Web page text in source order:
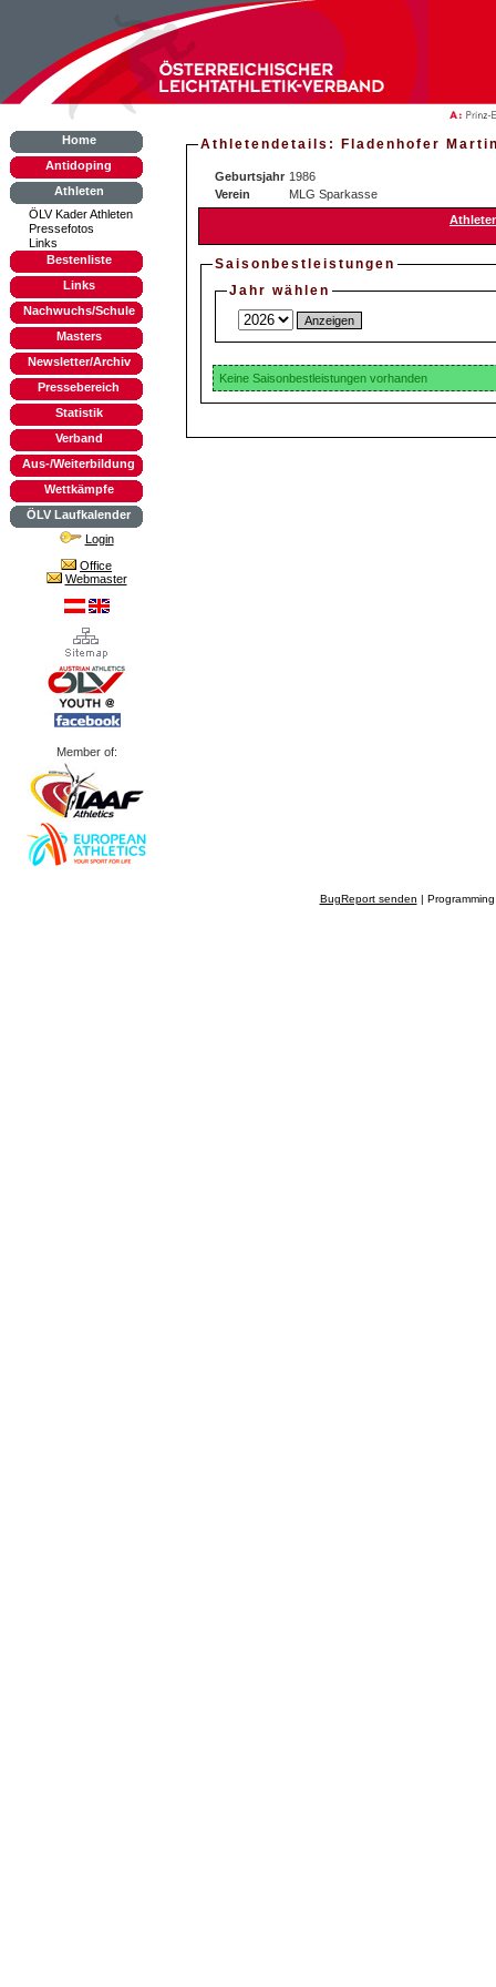
Home
Antidoping
Athleten
ÖLV Kader Athleten
Pressefotos
Links
Bestenliste
Links
Nachwuchs/Schule
Masters
Newsletter/Archiv
Pressebereich
Statistik
Verband
Aus-/Weiterbildung
Wettkämpfe
ÖLV Laufkalender
Login
Office
Webmaster
Member of:
Athletendetails: Fladenhofer
Geburtsjahr 1986
Verein
MLG Sparkasse
Saisonbestleistungen
Jahr wählen
Keine Saisonbestleistungen vorhanden
BugReport senden |